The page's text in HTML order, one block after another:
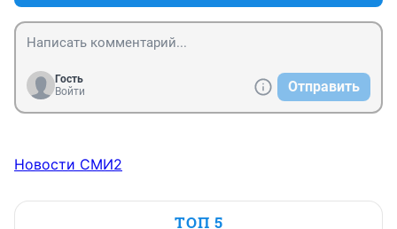
Гость
Войти
Отправить
Новости СМИ2
ТОП 5